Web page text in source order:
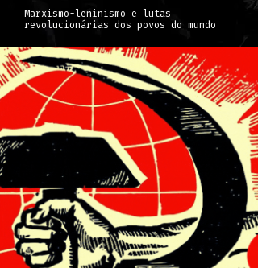
Marxismo-leninismo e lutas
revolucionárias dos povos do mundo